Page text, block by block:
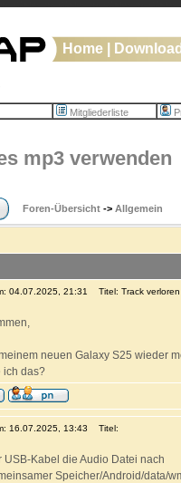
Home
Mitgliederliste
mp3 verwenden
Foren-Übersicht -> Allgemein
04.07.2025, 21:31 Titel: Track
neuen Galaxy S25 wieder
ich das?
16.07.2025, 13:43 Titel:
USB-Kabel die Audio Datei nach
Speicher/Android/data/